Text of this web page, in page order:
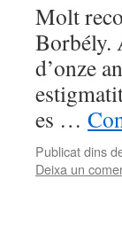
Molt
Borbély.
d’onze
es …
Publicat dins
Deixa un